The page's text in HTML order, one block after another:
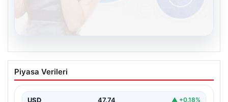
Kelebek sohbet platformu İle Çevrim içi
İletişimin Seviyeli Adresi Ve Muhabbet
Piyasa Verileri
USD 47.74 ▲ +0.18%